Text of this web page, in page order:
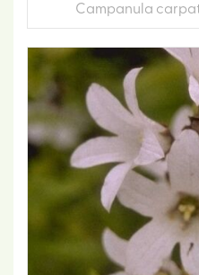
Campanula